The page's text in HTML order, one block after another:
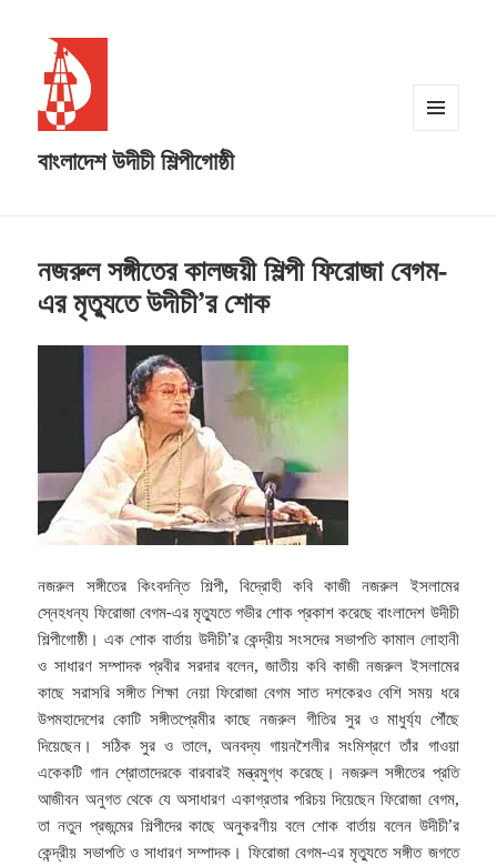
বাংলাদেশ উদীচী শিল্পীগোষ্ঠী
নজরুল সঙ্গীতের কালজয়ী শিল্পী ফিরোজা বেগম-
এর মৃত্যুতে উদীচী’র শোক
নজরুল সঙ্গীতের কিংবদন্তি শিল্পী, বিদ্রোহী কবি কাজী নজরুল ইসলামের
স্নেহধন্য ফিরোজা বেগম-এর মৃত্যুতে গভীর শোক প্রকাশ করেছে বাংলাদেশ উদীচী
শিল্পীগোষ্ঠী।এক শোক বার্তায় উদীচী’র কেন্দ্রীয় সংসদের সভাপতি কামাল লোহানী
ও সাধারণ সম্পাদক প্রবীর সরদার বলেন, জাতীয় কবি কাজী নজরুল ইসলামের
কাছে সরাসরি সঙ্গীত শিক্ষা নেয়া ফিরোজা বেগম সাত দশকেরও বেশি সময় ধরে
উপমহাদেশের কোটি সঙ্গীতপ্রেমীর কাছে নজরুল গীতির সুর ও মাধুর্য্য পৌঁছে
দিয়েছেন। সঠিক সুর ও তালে, অনবদ্য গায়নশৈলীর সংমিশ্রণে তাঁর গাওয়া
একেকটি গান শ্রোতাদেরকে বারবারই মন্ত্রমুগ্ধ করেছে। নজরুল সঙ্গীতের প্রতি
আজীবন অনুগত থেকে যে অসাধারণ একাগ্রতার পরিচয় দিয়েছেন ফিরোজা বেগম,
তা নতুন প্রজন্মের শিল্পীদের কাছে অনুকরণীয় বলে শোক বার্তায় বলেন উদীচী’র
কেন্দ্রীয় সভাপতি ও সাধারণ সম্পাদক। ফিরোজা বেগম-এর মৃত্যুতে সঙ্গীত জগতে